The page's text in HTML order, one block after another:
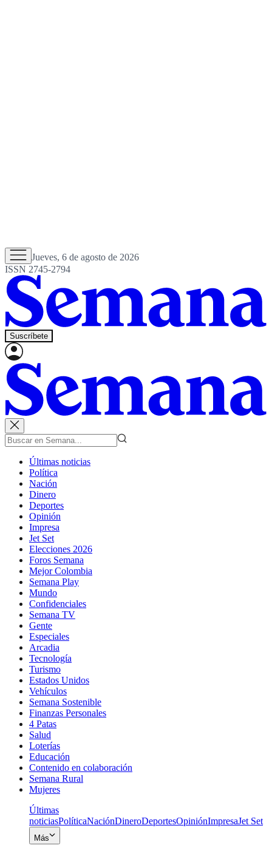
Jueves, 6 de agosto de 2026
ISSN 2745-2794
Suscríbete
Últimas noticias
Política
Nación
Dinero
Deportes
Opinión
Impresa
Jet Set
Elecciones 2026
Foros Semana
Mejor Colombia
Semana Play
Mundo
Confidenciales
Semana TV
Gente
Especiales
Arcadia
Tecnología
Turismo
Estados Unidos
Vehículos
Semana Sostenible
Finanzas Personales
4 Patas
Salud
Loterías
Educación
Contenido en colaboración
Semana Rural
Mujeres
Últimas
noticiasPolíticaNaciónDineroDeportesOpiniónImpresaJet Set
Más